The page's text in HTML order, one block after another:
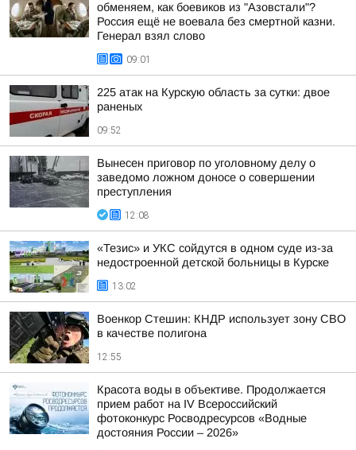
обменяем, как боевиков из "Азовстали"?
Россия ещё не воевала без смертной казни.
Генерал взял слово
09:01
225 атак на Курскую область за сутки: двое
раненых
09:52
Вынесен приговор по уголовному делу о
заведомо ложном доносе о совершении
преступления
12:08
«Тезис» и УКС сойдутся в одном суде из-за
недостроенной детской больницы в Курске
13:02
Военкор Стешин: КНДР использует зону СВО
в качестве полигона
12:55
Красота воды в объективе. Продолжается
прием работ на IV Всероссийский
фотоконкурс Росводресурсов «Водные
достояния России – 2026»